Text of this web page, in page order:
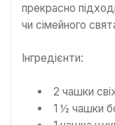
прекрасно
чи сімейного
Інгредієнти:
2 чашки
1 ½ чашки